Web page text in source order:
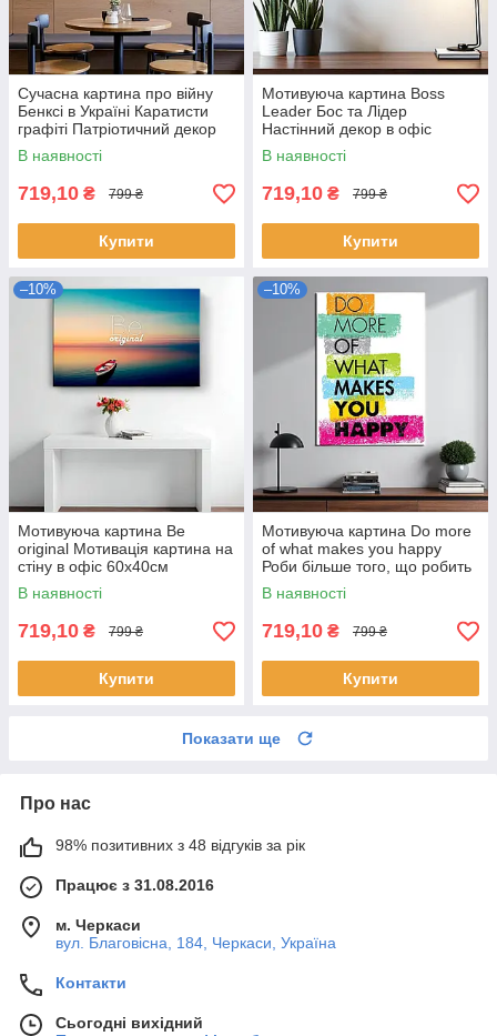
Сучасна картина про війну
Бенксі в Україні Каратисти
графіті Патріотичний декор
ПТН ПНХ 60х40см
В наявності
719,10 ₴ 799 ₴
Купити
Мотивуюча картина Boss
Leader Бос та Лідер
Настінний декор в офіс
60х46см
В наявності
719,10 ₴ 799 ₴
Купити
–10%
Мотивуюча картина Be
original Мотивація картина на
стіну в офіс 60х40см
В наявності
719,10 ₴ 799 ₴
Купити
–10%
Мотивуюча картина Do more
of what makes you happy
Роби більше того, що робить
тебе щасливим 40х60см
В наявності
719,10 ₴ 799 ₴
Купити
Показати ще
Про нас
98% позитивних з 48 відгуків за рік
Працює з 31.08.2016
м. Черкаси
вул. Благовісна, 184, Черкаси, Україна
Контакти
Сьогодні вихідний